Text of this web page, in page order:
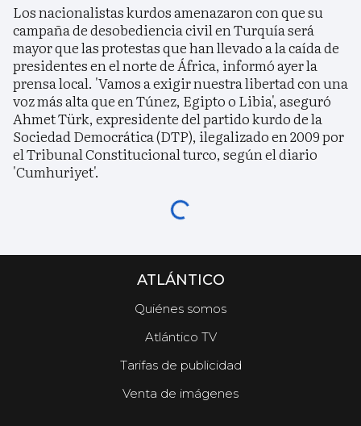
Los nacionalistas kurdos amenazaron con que su
campaña de desobediencia civil en Turquía será
mayor que las protestas que han llevado a la caída de
presidentes en el norte de África, informó ayer la
prensa local. 'Vamos a exigir nuestra libertad con una
voz más alta que en Túnez, Egipto o Libia', aseguró
Ahmet Türk, expresidente del partido kurdo de la
Sociedad Democrática (DTP), ilegalizado en 2009 por
el Tribunal Constitucional turco, según el diario
'Cumhuriyet'.
ATLÁNTICO
Quiénes somos
Atlántico TV
Tarifas de publicidad
Venta de imágenes